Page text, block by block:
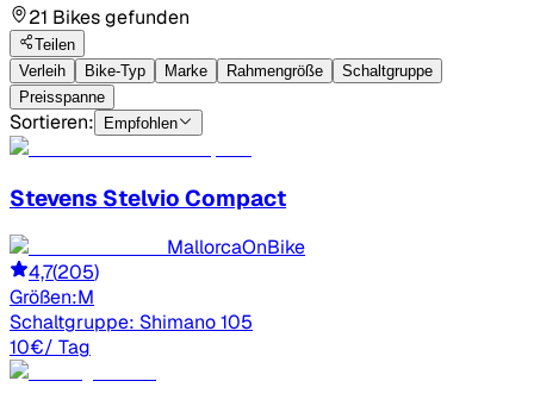
21 Bikes gefunden
Teilen
Verleih
Bike-Typ Marke Rahmengröße
Schaltgruppe
Preisspanne
Sortieren: Empfohlen
Stevens Stelvio Compact
MallorcaOnBike
4,7(205)
Größen:M
Schaltgruppe: Shimano 105
10€/ Tag